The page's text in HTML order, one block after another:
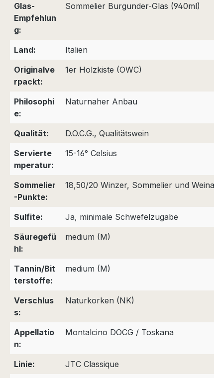
Glas-
Empfehlun
g:
Sommelier Burgunder-Glas (940ml)
Land:
Italien
Originalve
rpackt:
1er Holzkiste (OWC)
Philosophi
e:
Naturnaher Anbau
Qualität:
D.O.C.G., Qualitätswein
Servierte
mperatur:
15-16° Celsius
Sommelier
-Punkte:
18,50/20 Winzer, Sommelier und
Sulfite:
Ja, minimale Schwefelzugabe
Säuregefü
hl:
medium (M)
Tannin/Bit
terstoffe:
medium (M)
Verschlus
s:
Naturkorken (NK)
Appellatio
n:
Montalcino DOCG / Toskana
Linie:
JTC Classique